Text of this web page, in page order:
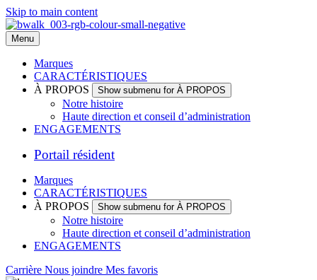
Skip to main content
Menu
Marques
CARACTÉRISTIQUES
À PROPOS
Show submenu for À PROPOS
Notre histoire
Haute direction et conseil d’administration
ENGAGEMENTS
Portail résident
Marques
CARACTÉRISTIQUES
À PROPOS
Show submenu for À PROPOS
Notre histoire
Haute direction et conseil d’administration
ENGAGEMENTS
Carrière Nous joindre Mes favoris